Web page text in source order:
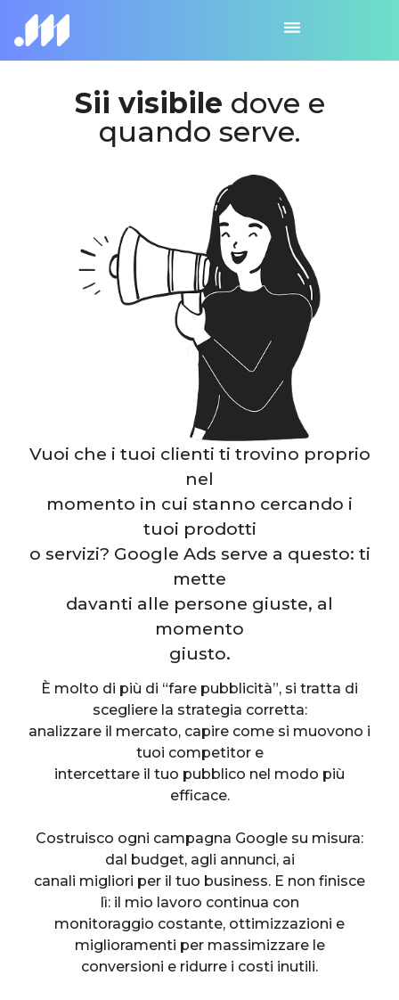
Sii visibile dove e
quando serve.
Vuoi che i tuoi clienti ti trovino proprio
nel
momento in cui stanno cercando i
tuoi prodotti
o servizi? Google Ads serve a questo: ti
mette
davanti alle persone giuste, al
momento
giusto.
È molto di più di “fare pubblicità”, si tratta di
scegliere la strategia corretta:
analizzare il mercato, capire come si muovono i
tuoi competitor e
intercettare il tuo pubblico nel modo più
efficace.
Costruisco ogni campagna Google su misura:
dal budget, agli annunci, ai
canali migliori per il tuo business. E non finisce
lì: il mio lavoro continua con
monitoraggio costante, ottimizzazioni e
miglioramenti per massimizzare le
conversioni e ridurre i costi inutili.